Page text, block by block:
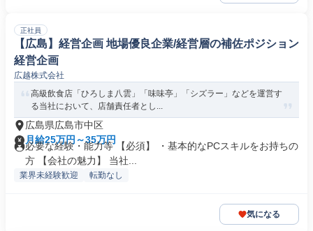
正社員
【広島】経営企画 地場優良企業/経営層の補佐ポジション
経営企画
広越株式会社
高級飲食店「ひろしま八雲」「味味亭」「シズラー」などを運営す
る当社において、店舗責任者とし...
広島県広島市中区
月給25万円～35万円
必要な経験・能力等 【必須】 ・基本的なPCスキルをお持ちの
方 【会社の魅力】 当社...
業界未経験歓迎 転勤なし
気になる